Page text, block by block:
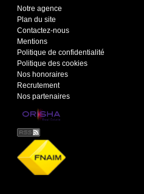
Notre agence
Plan du site
Contactez-nous
Mentions
Politique de confidentialité
Politique des cookies
Nos honoraires
Recrutement
Nos partenaires